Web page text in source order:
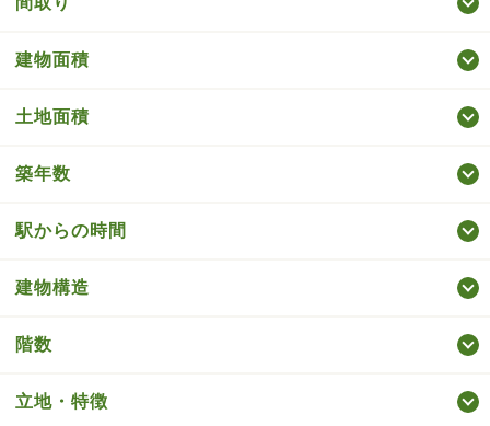
建物面積
土地面積
築年数
駅からの時間
建物構造
階数
立地・特徴